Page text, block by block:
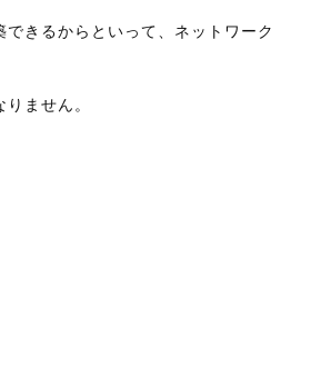
きるからといって、ネットワーク
ません。